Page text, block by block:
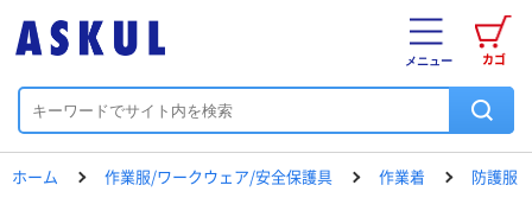
カゴ
メニュー
ホーム 作業服/ワークウェア/安全保護具 作業着 防護服